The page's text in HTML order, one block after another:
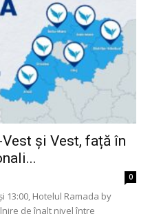
și Vest, față în
0
13:00, Hotelul Ramada by
de înalt nivel între